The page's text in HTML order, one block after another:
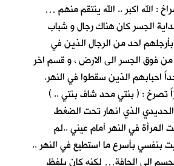
: الله اكبر .. الله ينتقم منهم …
الجسر كان هناك رجال و شباب
احد من الرجال الذين في
من فوق الجسر الى الارض ، و قسم اخر
احبابهم الذين سقطوا في النهر.
تصرخ : ( بنتي محد شاف بنتي .. )
الذي انهار تحت الضغط
في النهر أمام عيني ..لم
بنفسي بأسرع ما استطيع في النهر ..
الى الحافة… لكنه كان يلفظ